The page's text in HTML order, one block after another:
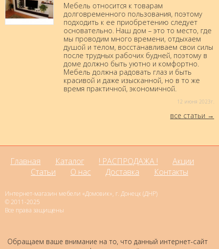
Мебель относится к товарам
долговременного пользования, поэтому
подходить к ее приобретению следует
основательно. Наш дом – это то место, где
мы проводим много времени, отдыхаем
душой и телом, восстанавливаем свои силы
после трудных рабочих будней, поэтому в
доме должно быть уютно и комфортно.
Мебель должна радовать глаз и быть
красивой и даже изысканной, но в то же
время практичной, экономичной.
12 июня 2023г.
все статьи
Главная Каталог ! РАСПРОДАЖА !
Акции
Статьи
О нас Доставка Контакты
Интернет-магазин мебели «Домовик», г. Донецк (ДНР)
© 2011-2025
Все права защищены
Обращаем ваше внимание на то, что данный интернет-сайт